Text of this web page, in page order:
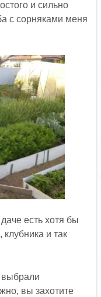
и сильно
с сорняками меня
есть хотя бы
и так
выбрали
вы захотите